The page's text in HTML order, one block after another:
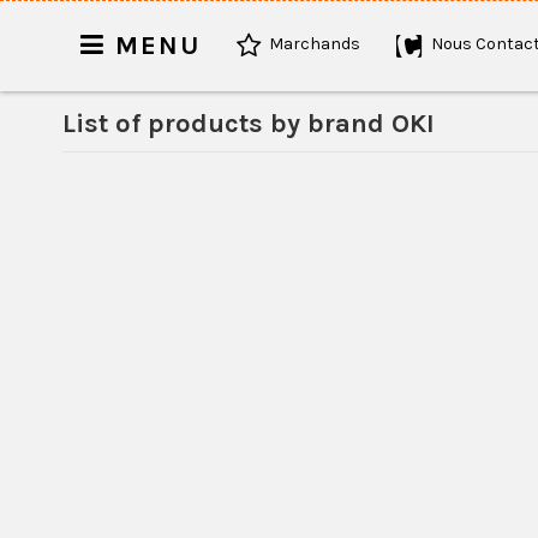
MENU Marchands Nous
List of products by brand OKI